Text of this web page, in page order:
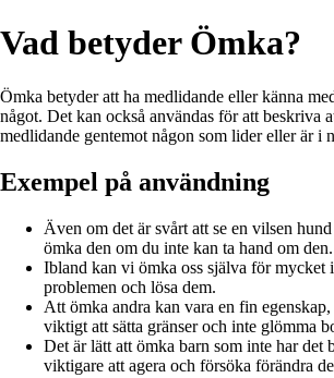
Vad betyder Ömka?
Ömka betyder att ha medlidande eller känna
något. Det kan också användas för att beskriva
medlidande gentemot någon som lider eller är i
Exempel på användning
Även om det är svårt att se en vilsen
ömka den om du inte kan ta hand om den.
Ibland kan vi ömka oss själva för mycket
problemen och lösa dem.
Att ömka andra kan vara en fin egenskap,
viktigt att sätta gränser och inte glömma
Det är lätt att ömka barn som inte har det
viktigare att agera och försöka förändra